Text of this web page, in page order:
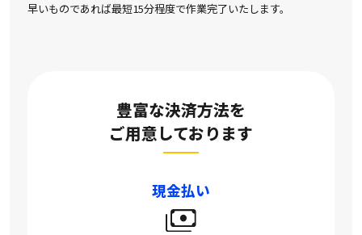
早いものであれば最短15分程度で作業完了いたします。
豊富な決済方法を
ご用意しております
現金払い